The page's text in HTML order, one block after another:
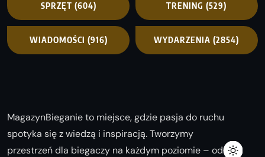
SPRZĘT (604) TRENING (529)
WIADOMOŚCI (916) WYDARZENIA (2854)
MagazynBieganie to miejsce, gdzie pasja do ruchu
spotyka się z wiedzą i inspiracją. Tworzymy
przestrzeń dla biegaczy na każdym poziomie – od